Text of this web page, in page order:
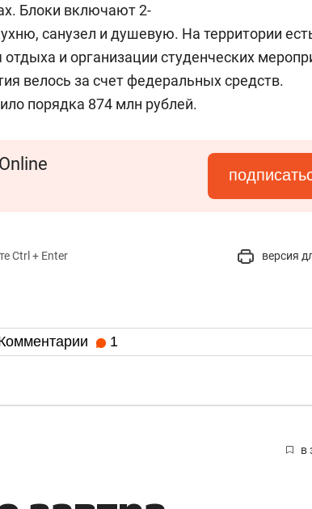
Блоки включают 2-
санузел и душевую. На территории
и организации студенческих
велось за счет федеральных средств.
порядка 874 млн рублей.
Ctrl + Enter версия
1
в